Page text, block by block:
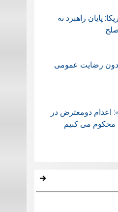
پایان راهبرد نه
رضایت عمومی
اعدام دومعترض در
محکوم می کنیم